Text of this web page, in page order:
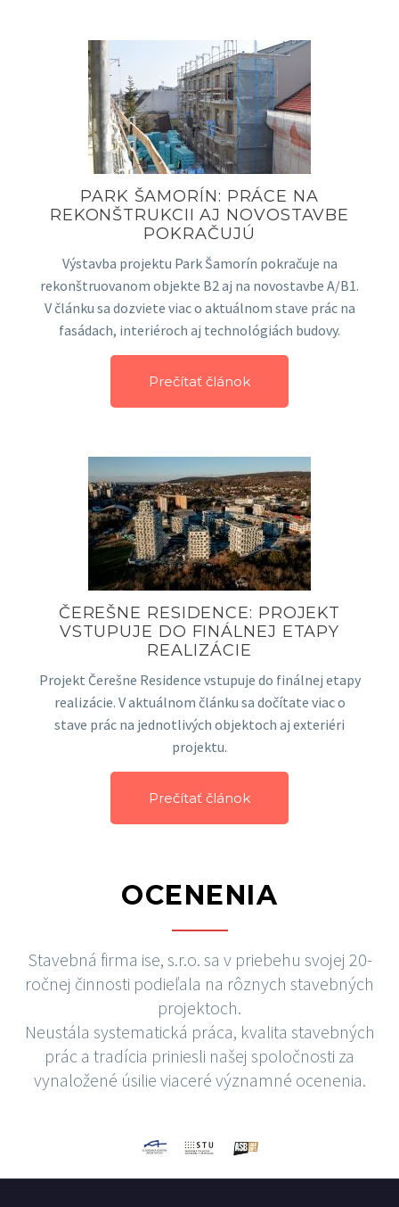
PARK ŠAMORÍN: PRÁCE NA
REKONŠTRUKCII AJ NOVOSTAVBE
POKRAČUJÚ
Výstavba projektu Park Šamorín pokračuje na
rekonštruovanom objekte B2 aj na novostavbe A/B1.
V článku sa dozviete viac o aktuálnom stave prác na
fasádach, interiéroch aj technológiách budovy.
Prečítať článok
ČEREŠNE RESIDENCE: PROJEKT
VSTUPUJE DO FINÁLNEJ ETAPY
REALIZÁCIE
Projekt Čerešne Residence vstupuje do finálnej etapy
realizácie. V aktuálnom článku sa dočítate viac o
stave prác na jednotlivých objektoch aj exteriéri
projektu.
Prečítať článok
OCENENIA
Stavebná firma ise, s.r.o. sa v priebehu svojej 20-
ročnej činnosti podieľala na rôznych stavebných
projektoch.
Neustála systematická práca, kvalita stavebných
prác a tradícia priniesli našej spoločnosti za
vynaložené úsilie viaceré významné ocenenia.